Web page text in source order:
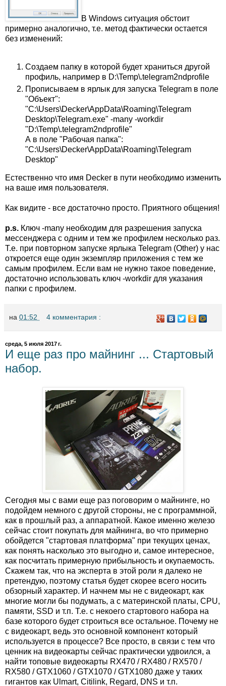
В Windows ситуация обстоит
примерно аналогично, т.е. метод фактически остается
без изменений:
Создаем папку в которой будет храниться другой
профиль, например в D:\Temp\.telegram2ndprofile
Прописываем в ярлык для запуска Telegram в поле
"Объект":
"C:\Users\Decker\AppData\Roaming\Telegram
Desktop\Telegram.exe" -many -workdir
"D:\Temp\.telegram2ndprofile"
А в поле "Рабочая папка":
"C:\Users\Decker\AppData\Roaming\Telegram
Desktop"
Естественно что имя Decker в пути необходимо изменить
на ваше имя пользователя.
Как видите - все достаточно просто. Приятного общения!
p.s. Ключ -many необходим для разрешения запуска
мессенджера с одним и тем же профилем несколько раз.
Т.е. при повторном запуске ярлыка Telegram (Other) у нас
откроется еще один экземпляр приложения с тем же
самым профилем. Если вам не нужно такое поведение,
достаточно использовать ключ -workdir для указания
папки с профилем.
на 01:52 4 комментария :
среда, 5 июля 2017 г.
И еще раз про майнинг ... Стартовый
набор.
Сегодня мы с вами еще раз поговорим о майнинге, но
подойдем немного с другой стороны, не с программной,
как в прошлый раз, а аппаратной. Какое именно железо
сейчас стоит покупать для майнинга, во что примерно
обойдется "стартовая платформа" при текущих ценах,
как понять насколько это выгодно и, самое интересное,
как посчитать примерную прибыльность и окупаемость.
Скажем так, что на эксперта в этой роли я далеко не
претендую, поэтому статья будет скорее всего носить
обзорный характер. И начнем мы не с видеокарт, как
многие могли бы подумать, а с материнской платы, CPU,
памяти, SSD и т.п. Т.е. с некоего стартового набора на
базе которого будет строиться все остальное. Почему не
с видеокарт, ведь это основной компонент который
используется в процессе? Все просто, в связи с тем что
ценник на видеокарты сейчас практически удвоился, а
найти топовые видеокарты RX470 / RX480 / RX570 /
RX580 / GTX1060 / GTX1070 / GTX1080 даже у таких
гигантов как Ulmart, Citilink, Regard, DNS и т.п.